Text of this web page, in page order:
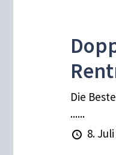
Die
......
8.